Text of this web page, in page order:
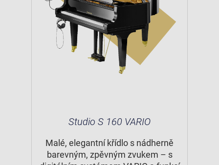
Studio S 160 VARIO
Malé, elegantní křídlo s nádherně
barevným, zpěvným zvukem – s